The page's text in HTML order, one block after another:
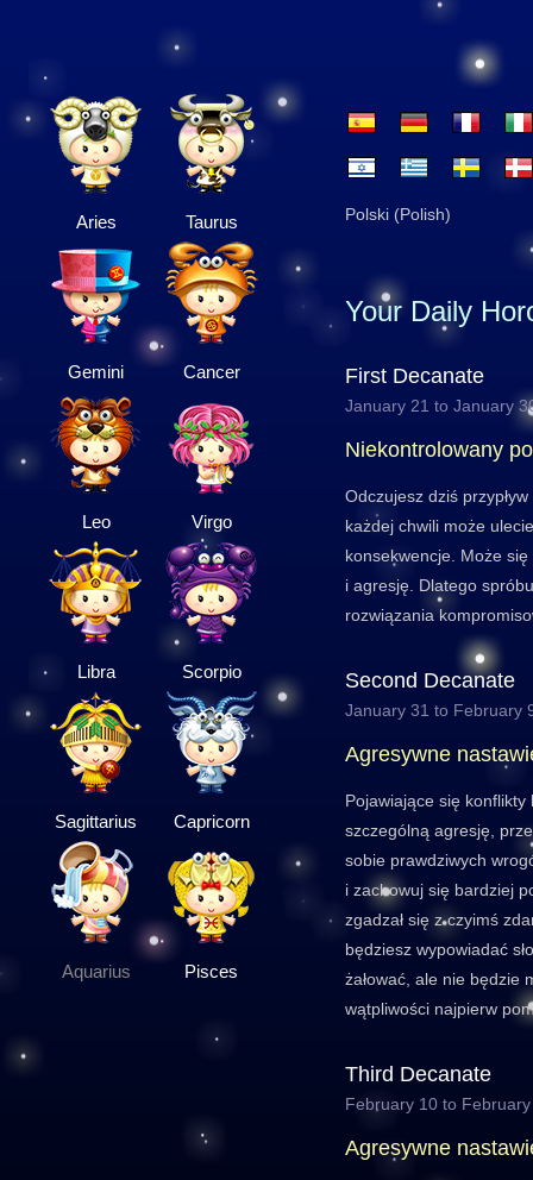
Aries Taurus
Gemini Cancer
Leo Virgo
Libra Scorpio
Sagittarius Capricorn
Aquarius Pisces
Polski (Polish)
Your Daily
First Decanate
January 21 to January
Niekontrolowany
Odczujesz dziś
każdej chwili może
konsekwencje. Może
i agresję. Dlatego
rozwiązania
Second Decanate
January 31 to February
Agresywne
Pojawiające się konflikty
szczególną agresję,
sobie prawdziwych
i zachowuj się bardziej
zgadzał się z czyimś
będziesz wypowiadać
żałować, ale nie będzie
wątpliwości najpierw
Third Decanate
February 10 to
Agresywne